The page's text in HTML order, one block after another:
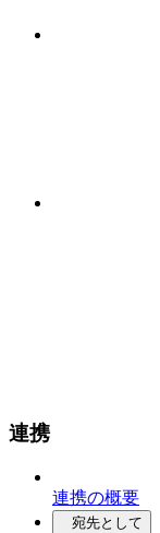
連携
連携の概要
宛先として